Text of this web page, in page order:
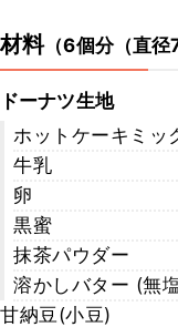
材料（6個分（直径
ドーナツ生地
ホットケーキミッ
牛乳
卵
黒蜜
抹茶パウダー
溶かしバター (無
甘納豆(小豆)